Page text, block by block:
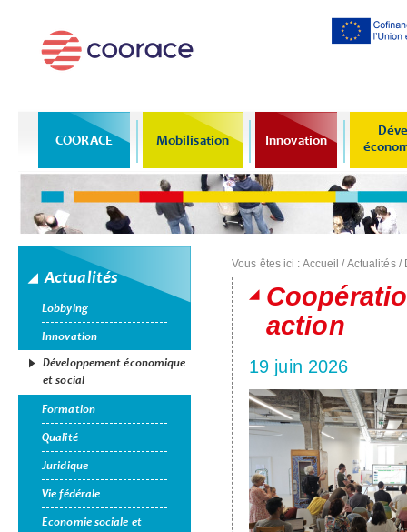
COORACE Mobilisation Innovation
Actualités
Lobbying
Innovation
Développement économique
et social
Formation
Qualité
Juridique
Vie fédérale
Economie sociale et
Vous êtes ici : Accueil /Actualités/
action
19 juin 2026